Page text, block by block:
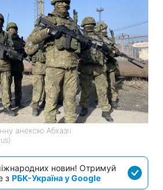
анексію Абхазії
новин! Отримуй
з РБК-Україна у Google